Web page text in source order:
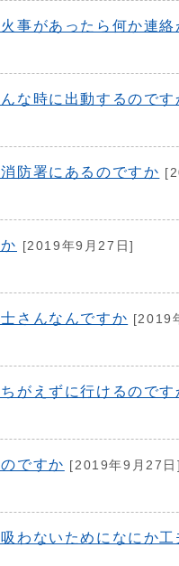
事があったら何か連
な時に出動するのです
防署にあるのですか
[2019年9月27日]
さんなんですか [2019
がえずに行けるのです
ですか [2019年9月27日]
わないためになにか